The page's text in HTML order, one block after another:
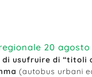
20 agosto
usufruire di “titoli
(autobus urbani